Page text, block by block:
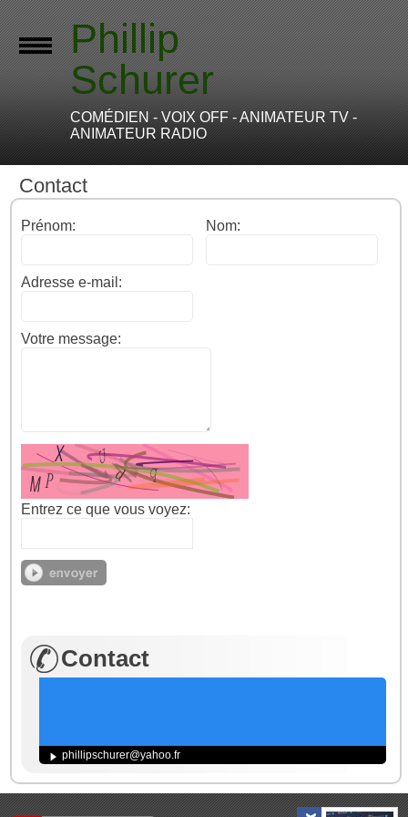
Phillip
Schurer
COMÉDIEN - VOIX OFF - ANIMATEUR TV -
ANIMATEUR RADIO
Contact
Prénom: Nom:
Adresse e-mail:
Votre message:
Entrez ce que vous voyez:
Contact
phillipschurer@yahoo.fr